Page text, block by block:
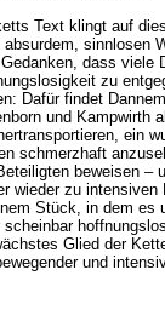
Text klingt auf
absurdem, sinnlosen
dass viele
zu
Dafür findet
und Kampwirth
ein
schmerzhaft
beweisen –
wieder zu
Stück, in dem es
scheinbar
Glied der
und